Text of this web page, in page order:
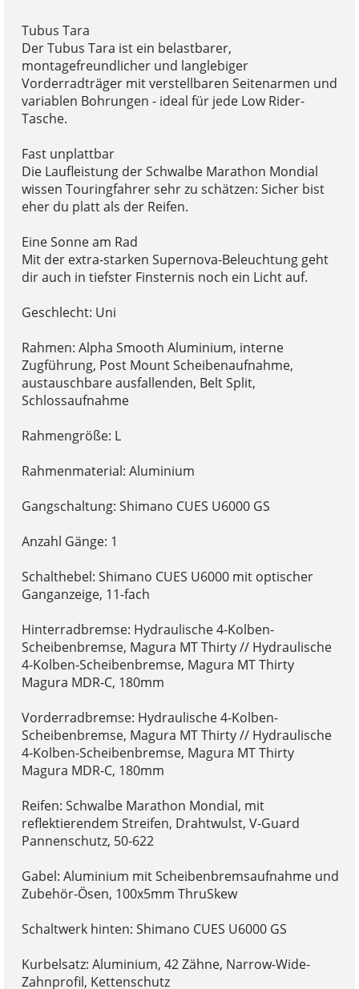
Tubus Tara
Der Tubus Tara ist ein belastbarer,
montagefreundlicher und langlebiger
Vorderradträger mit verstellbaren Seitenarmen und
variablen Bohrungen - ideal für jede Low Rider-
Tasche.
Fast unplattbar
Die Laufleistung der Schwalbe Marathon Mondial
wissen Touringfahrer sehr zu schätzen: Sicher bist
eher du platt als der Reifen.
Eine Sonne am Rad
Mit der extra-starken Supernova-Beleuchtung geht
dir auch in tiefster Finsternis noch ein Licht auf.
Geschlecht: Uni
Rahmen: Alpha Smooth Aluminium, interne
Zugführung, Post Mount Scheibenaufnahme,
austauschbare ausfallenden, Belt Split,
Schlossaufnahme
Rahmengröße: L
Rahmenmaterial: Aluminium
Gangschaltung: Shimano CUES U6000 GS
Anzahl Gänge: 1
Schalthebel: Shimano CUES U6000 mit optischer
Ganganzeige, 11-fach
Hinterradbremse: Hydraulische 4-Kolben-
Scheibenbremse, Magura MT Thirty // Hydraulische
4-Kolben-Scheibenbremse, Magura MT Thirty
Magura MDR-C, 180mm
Vorderradbremse: Hydraulische 4-Kolben-
Scheibenbremse, Magura MT Thirty // Hydraulische
4-Kolben-Scheibenbremse, Magura MT Thirty
Magura MDR-C, 180mm
Reifen: Schwalbe Marathon Mondial, mit
reflektierendem Streifen, Drahtwulst, V-Guard
Pannenschutz, 50-622
Gabel: Aluminium mit Scheibenbremsaufnahme und
Zubehör-Ösen, 100x5mm ThruSkew
Schaltwerk hinten: Shimano CUES U6000 GS
Kurbelsatz: Aluminium, 42 Zähne, Narrow-Wide-
Zahnprofil, Kettenschutz